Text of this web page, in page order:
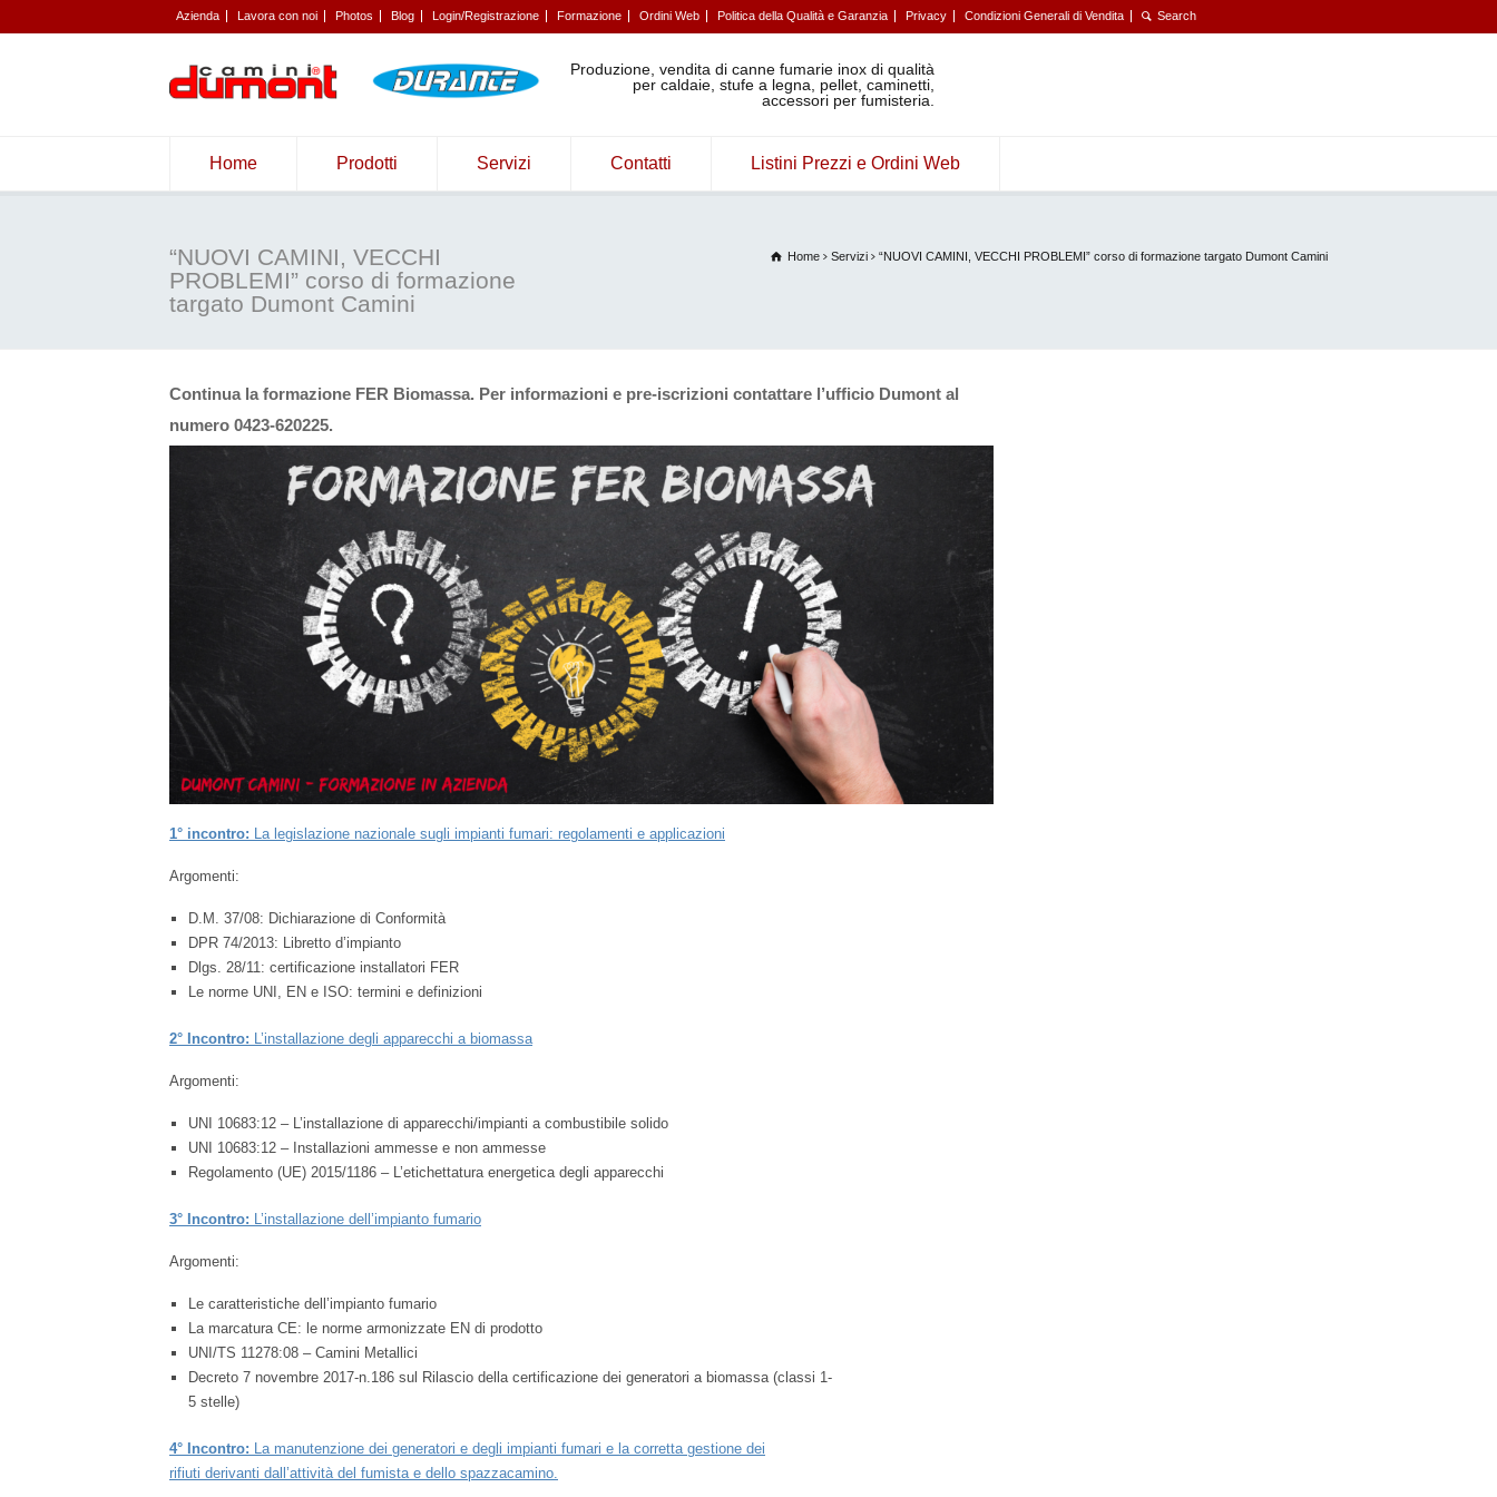
Azienda Lavora con noi Photos Blog Login/Registrazione Formazione Ordini Web Politica della Qualità e Garanzia Privacy Condizioni Generali di Vendita
Produzione, vendita di canne fumarie inox di qualità
per caldaie, stufe a legna, pellet, caminetti,
accessori per fumisteria.
Home Prodotti Servizi Contatti Listini Prezzi e Ordini Web
“NUOVI CAMINI, VECCHI
PROBLEMI” corso di formazione
targato Dumont Camini
Home Servizi “NUOVI CAMINI, VECCHI PROBLEMI” corso di formazione targato Dumont Camini
Continua la formazione FER Biomassa. Per informazioni e pre-iscrizioni contattare l’ufficio Dumont al
numero 0423-620225.
1° incontro: La legislazione nazionale sugli impianti fumari: regolamenti e applicazioni
Argomenti:
D.M. 37/08: Dichiarazione di Conformità
DPR 74/2013: Libretto d’impianto
Dlgs. 28/11: certificazione installatori FER
Le norme UNI, EN e ISO: termini e definizioni
2° Incontro: L’installazione degli apparecchi a biomassa
Argomenti:
UNI 10683:12 – L’installazione di apparecchi/impianti a combustibile solido
UNI 10683:12 – Installazioni ammesse e non ammesse
Regolamento (UE) 2015/1186 – L’etichettatura energetica degli apparecchi
3° Incontro: L’installazione dell’impianto fumario
Argomenti:
Le caratteristiche dell’impianto fumario
La marcatura CE: le norme armonizzate EN di prodotto
UNI/TS 11278:08 – Camini Metallici
Decreto 7 novembre 2017-n.186 sul Rilascio della certificazione dei generatori a biomassa (classi 1-
5 stelle)
4° Incontro: La manutenzione dei generatori e degli impianti fumari e la corretta gestione dei
rifiuti derivanti dall’attività del fumista e dello spazzacamino.